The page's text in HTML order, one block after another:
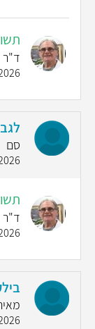
ד"ר
08:21
סם
13:08
ד"ר
14:47
17:58